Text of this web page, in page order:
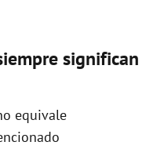
significan
equivale